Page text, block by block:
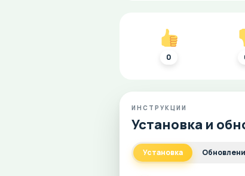
0
ИНСТРУКЦИИ
Установка и
Установка